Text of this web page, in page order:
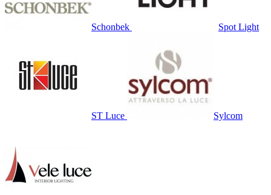
Schonbek Spot Light
ST Luce Sylcom